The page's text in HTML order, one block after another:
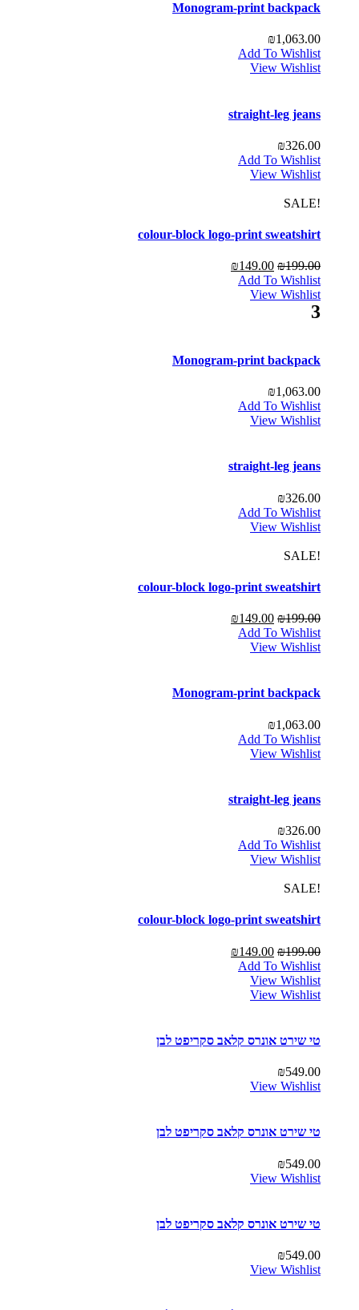
Monogram-print backpack
₪1,063.00
Add To Wishlist
View Wishlist
straight-leg jeans
₪326.00
Add To Wishlist
View Wishlist
!SALE
colour-block logo-print sweatshirt
₪199.00
₪149.00
Add To Wishlist
View Wishlist
3
Monogram-print backpack
₪1,063.00
Add To Wishlist
View Wishlist
straight-leg jeans
₪326.00
Add To Wishlist
View Wishlist
!SALE
colour-block logo-print sweatshirt
₪199.00
₪149.00
Add To Wishlist
View Wishlist
Monogram-print backpack
₪1,063.00
Add To Wishlist
View Wishlist
straight-leg jeans
₪326.00
Add To Wishlist
View Wishlist
!SALE
colour-block logo-print sweatshirt
₪199.00
₪149.00
Add To Wishlist
View Wishlist
View Wishlist
טי שירט אונרס קלאב סקריפט לבן
₪549.00
View Wishlist
טי שירט אונרס קלאב סקריפט לבן
₪549.00
View Wishlist
טי שירט אונרס קלאב סקריפט לבן
₪549.00
View Wishlist